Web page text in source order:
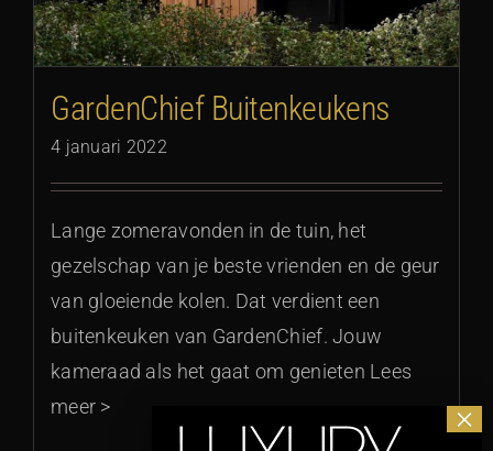
GardenChief Buitenkeukens
4 januari 2022
Lange zomeravonden in de tuin, het
gezelschap van je beste vrienden en de geur
van gloeiende kolen. Dat verdient een
buitenkeuken van GardenChief. Jouw
kameraad als het gaat om genieten Lees
meer >